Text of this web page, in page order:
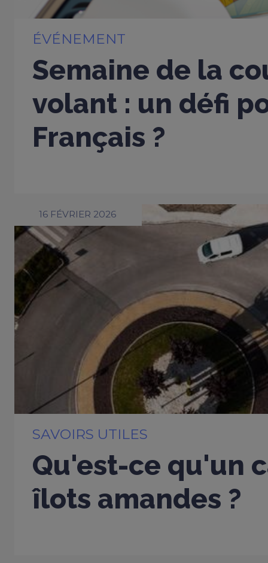
ÉVÉNEMENT
Semaine de la
volant : un défi
Français ?
16 FÉVRIER 2026
SAVOIRS UTILES
Qu'est-ce qu'un
îlots amandes ?